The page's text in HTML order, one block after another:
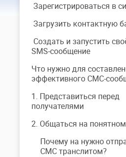
Зарегистрироваться в
Загрузить контактную
Создать и запустить
SMS-сообщение
Что нужно для
эффективного СМС-
1. Представиться перед
получателями
2. Общаться на
Почему на нужно
СМС транслитом?